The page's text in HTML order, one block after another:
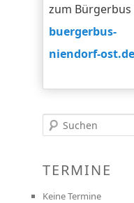
zum
buergerbus-
niendorf-ost.de
Suchen
TERMINE
Keine Termine